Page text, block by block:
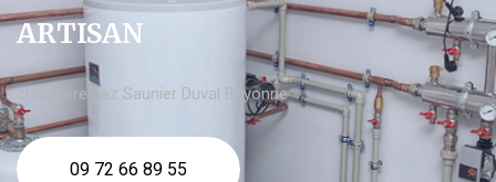
ARTISAN
chaudière gaz Saunier Duval Bayonne
09 72 66 89 55